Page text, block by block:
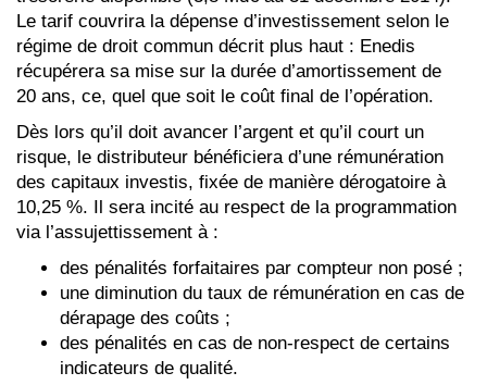
Le tarif couvrira la dépense d’investissement selon le
régime de droit commun décrit plus haut : Enedis
récupérera sa mise sur la durée d’amortissement de
20 ans, ce, quel que soit le coût final de l’opération.
Dès lors qu’il doit avancer l’argent et qu’il court un
risque, le distributeur bénéficiera d’une rémunération
des capitaux investis, fixée de manière dérogatoire à
10,25 %. Il sera incité au respect de la programmation
via l’assujettissement à :
des pénalités forfaitaires par compteur non posé ;
une diminution du taux de rémunération en cas de
dérapage des coûts ;
des pénalités en cas de non-respect de certains
indicateurs de qualité.